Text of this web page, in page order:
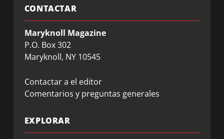
CONTACTAR
Maryknoll Magazine
P.O. Box 302
Maryknoll, NY 10545
Contactar a el editor
Comentarios y preguntas generales
EXPLORAR